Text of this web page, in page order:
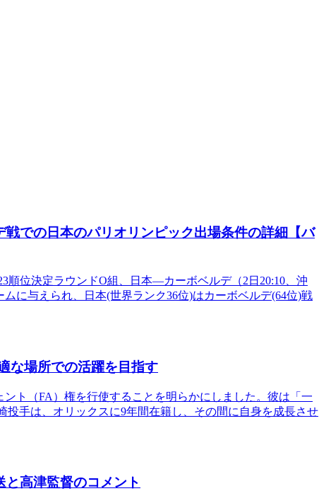
戦での日本のパリオリンピック出場条件の詳細【バ
順位決定ラウンドO組、日本―カーボベルデ（2日20:10、沖
に与えられ、日本(世界ランク36位)はカーボベルデ(64位)戦
な場所での活躍を目指す
ト（FA）権を行使することを明らかにしました。彼は「一
手は、オリックスに9年間在籍し、その間に自身を成長させ
と高津監督のコメント